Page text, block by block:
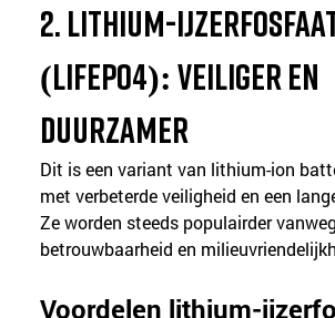
2. Lithium-
(LiFePO4): veiliger en
duurzamer
Dit is een variant van lithium-ion
met verbeterde veiligheid en een
Ze worden steeds populairder
betrouwbaarheid en
Voordelen lithium-